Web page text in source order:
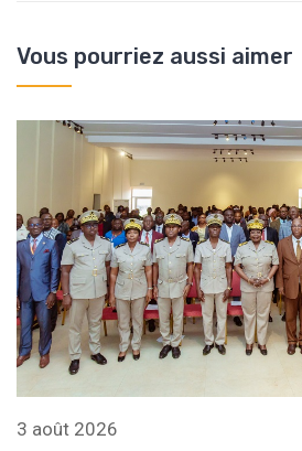
Vous pourriez aussi aimer
3 août 2026